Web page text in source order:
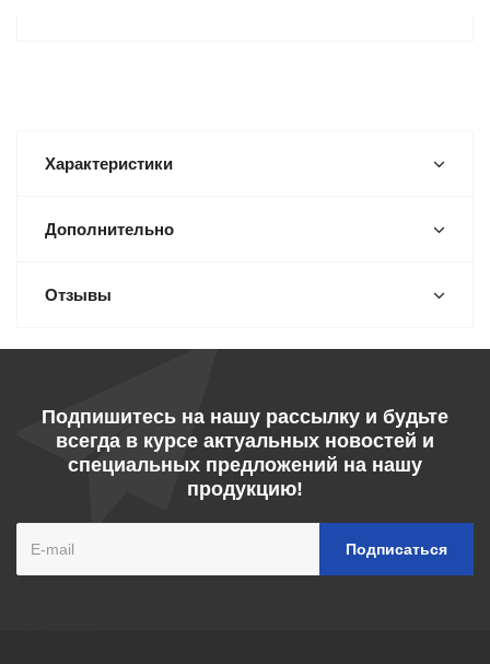
Характеристики
Дополнительно
Отзывы
Подпишитесь на нашу рассылку и будьте
всегда в курсе актуальных новостей и
специальных предложений на нашу
продукцию!